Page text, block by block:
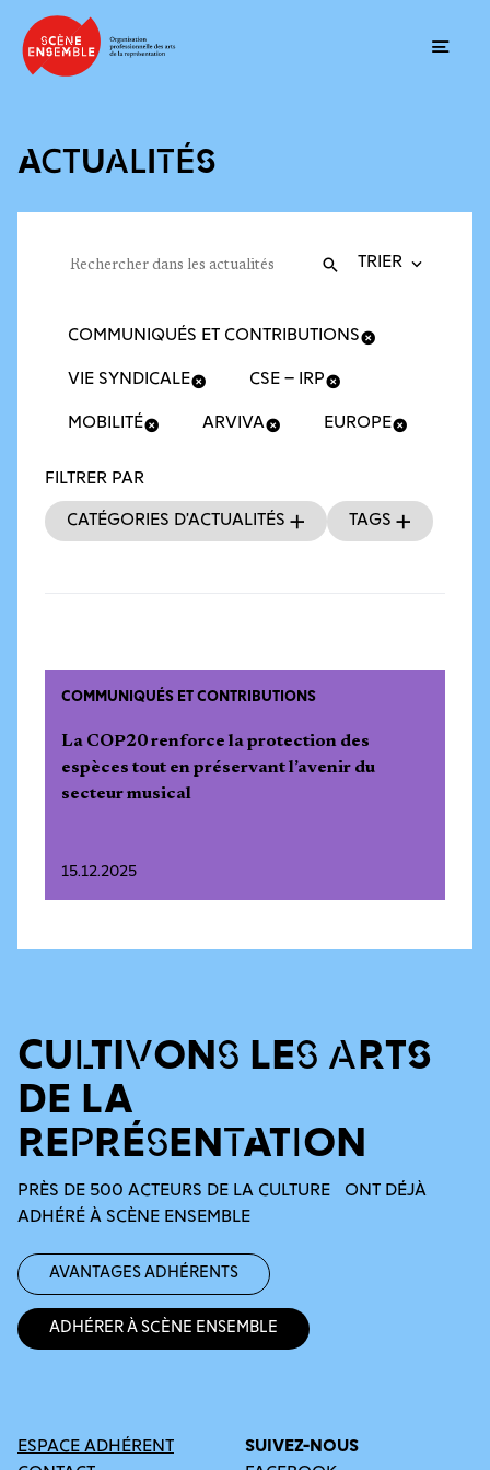
ACTUALITÉS
Recherche
Valider
FILTRER PAR
Catégories d’actualités Tags
COMMUNIQUÉS ET CONTRIBUTIONS
VIE SYNDICALE CSE – IRP
MOBILITÉ ARVIVA EUROPE
COMMUNIQUÉS ET CONTRIBUTIONS
La COP20 renforce la protection des
espèces tout en préservant l’avenir du
secteur musical
15.12.2025
CULTIVONS LES ARTS
DE LA
REPRÉSENTATION
PRÈS DE 500 ACTEURS DE LA CULTURE ONT DÉJÀ
ADHÉRÉ À SCÈNE ENSEMBLE
Avantages adhérents
Adhérer à Scène Ensemble
ESPACE ADHÉRENT
SUIVEZ-NOUS